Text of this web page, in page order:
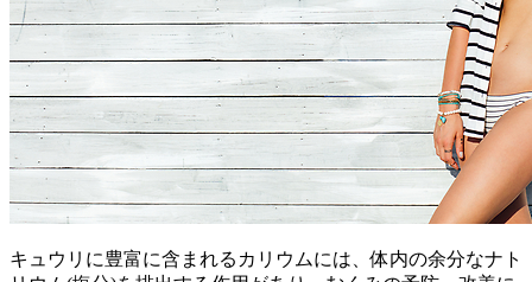
キュウリに豊富に含まれるカリウムには、体内の余分なナト